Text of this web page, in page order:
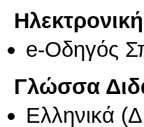
e-Οδηγός
Γλώσσα
Ελληνικά